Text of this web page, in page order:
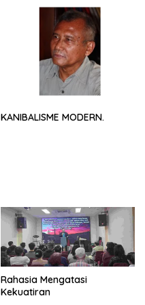
KANIBALISME MODERN.
Rahasia Mengatasi
Kekuatiran